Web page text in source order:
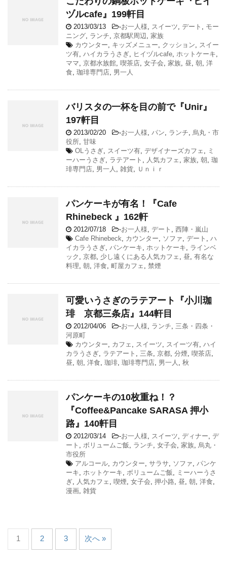
ヅルcafe』199軒目
2013/03/13 -お一人様, スイーツ, デート , モー
ニング, ランチ, 京都駅周辺, 家族
カウンター, キッズメニュー, クッション, スイー
ツ有, ハイカラうさぎ, ヒイヅルcafe, ホットケーキ,
ママ, 京都水族館, 喫茶店, 女子会, 家族, 昼, 朝, 洋
食, 珈琲専門店, 男一人
バリスタの一杯を目の前で『Unir』
197軒目
2013/02/20 -お一人様, パン, ランチ, 烏丸・市
役所, 甘味
OLうさぎ, スイーツ有, デザイナーズカフェ , ミ
ーハーうさぎ, ラテアート , 人気カフェ , 家族, 朝, 珈
琲専門店, 男一人 , 雑貨, Ｕｎｉｒ
パンケーキが有名！『Cafe
Rhinebeck 』162軒
2012/07/18 -お一人様, デート , 西陣・嵐山
Cafe Rhinebeck, カウンター, ソファ, デート , ハ
イカラうさぎ, パンケーキ, ホットケーキ, ラインベ
ック , 京都, 少し遠くにある人気カフェ , 昼, 有名な
料理, 朝, 洋食, 町屋カフェ , 禁煙
可愛いうさぎのラテアート『小川珈
琲 京都三条店』144軒目
2012/04/06 -お一人様, ランチ, 三条・四条・
河原町
カウンター, カフェ , スイーツ, スイーツ有, ハイ
カラうさぎ, ラテアート , 三条, 京都, 分煙, 喫茶店,
昼, 朝, 洋食, 珈琲, 珈琲専門店, 男一人 , 秋
パンケーキの10枚重ね！？
『Coffee&Pancake SARASA 押小
路』140軒目
2012/03/14 -お一人様, スイーツ, ディナー, デ
ート , ボリュームご飯, ランチ, 女子会, 家族, 烏丸・
市役所
アルコール, カウンター, サラサ, ソファ, パンケ
ーキ, ホットケーキ, ボリュームご飯, ミーハーうさ
ぎ, 人気カフェ , 喫煙, 女子会, 押小路, 昼, 朝, 洋食,
漫画, 雑貨
1 2 3 次へ »